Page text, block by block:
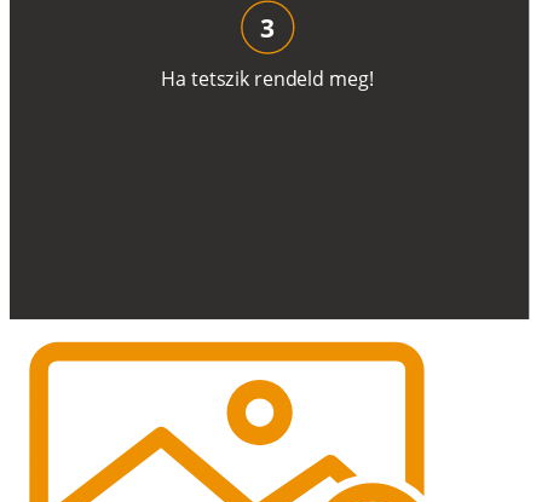
Ha tetszik rendeld meg!
3